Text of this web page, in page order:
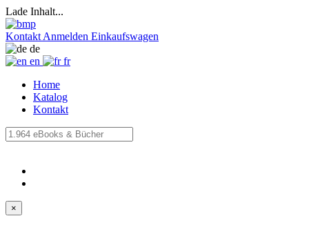
Lade Inhalt...
Kontakt Anmelden Einkaufswagen
de
en
fr
Home
Katalog
Kontakt
×